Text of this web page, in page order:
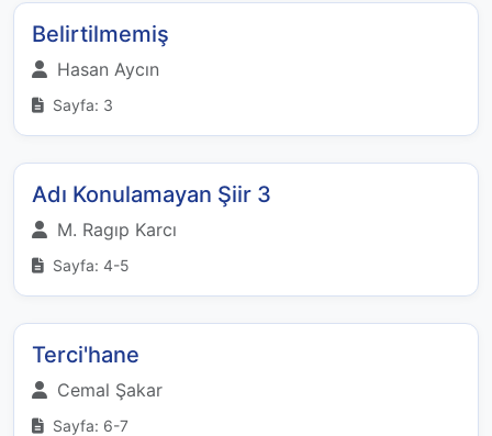
Belirtilmemiş
Hasan Aycın
Sayfa: 3
Adı Konulamayan Şiir 3
M. Ragıp Karcı
Sayfa: 4-5
Terci'hane
Cemal Şakar
Sayfa: 6-7